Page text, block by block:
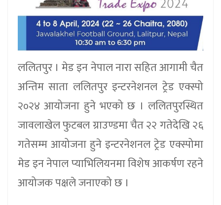
ललितपुर । मेड इन नेपाल नारा सहित आगामी चैत
अन्तिम साता ललितपुर इन्टरनेशनल ट्रेड एक्स्पो
२०२४ आयोजना हुने भएको छ । ललितपुरस्थित
जावलाखेल फुटबल ग्राउण्डमा चैत २२ गतेदेखि २६
गतेसम्म आयोजना हुने इन्टरनेशनल ट्रेड एक्स्पोमा
मेड इन नेपाल प्याभिलियनमा विशेष आकर्षण रहने
आयोजक पक्षले जनाएको छ ।